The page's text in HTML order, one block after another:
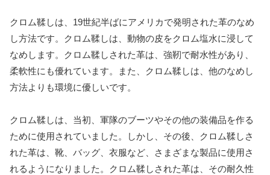
クロム鞣しは、19世紀半ばにアメリカで発明された革のなめ
し方法です。クロム鞣しは、動物の皮をクロム塩水に浸して
なめします。クロム鞣しされた革は、強靭で耐水性があり、
柔軟性にも優れています。また、クロム鞣しは、他のなめし
方法よりも環境に優しいです。
クロム鞣しは、当初、軍隊のブーツやその他の装備品を作る
ために使用されていました。しかし、その後、クロム鞣しさ
れた革は、靴、バッグ、衣服など、さまざまな製品に使用さ
れるようになりました。クロム鞣しされた革は、その耐久性